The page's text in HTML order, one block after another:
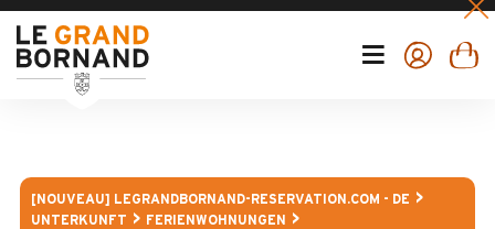
[NOUVEAU] LEGRANDBORNAND-RESERVATION.COM - DE
UNTERKUNFT
FERIENWOHNUNGEN